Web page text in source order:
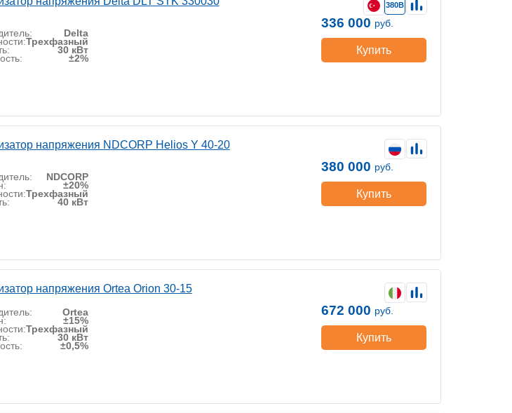
Delta
Трехфазный
30 кВт
±2%
380В
336 000 руб.
Купить
напряжения NDCORP Helios Y 40-20
NDCORP
±20%
Трехфазный
40 кВт
380 000 руб.
Купить
напряжения Ortea Orion 30-15
Ortea
±15%
Трехфазный
30 кВт
±0,5%
672 000 руб.
Купить